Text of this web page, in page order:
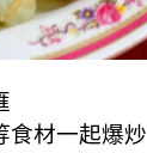
食材一起爆炒